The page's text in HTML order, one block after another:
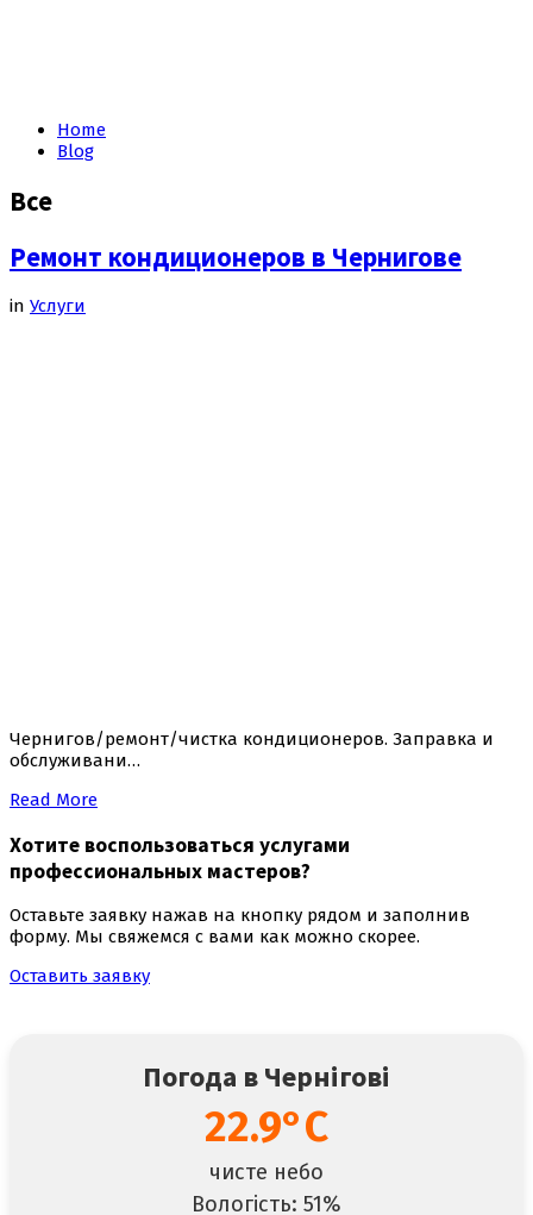
Home
Blog
Все
Ремонт кондиционеров в Чернигове
in Услуги
Чернигов/ремонт/чистка кондиционеров. Заправка и
обслуживани…
Read More
Хотите воспользоваться услугами
профессиональных мастеров?
Оставьте заявку нажав на кнопку рядом и заполнив
форму. Мы свяжемся с вами как можно скорее.
Оставить заявку
Погода в Чернігові
22.9°C
чисте небо
Вологість: 51%